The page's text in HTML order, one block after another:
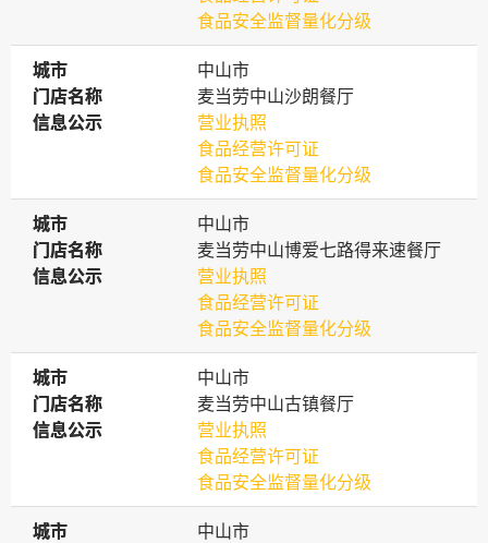
食品安全监督量化分级
城市
城市
中山市
门店名称
门店名称
麦当劳中山沙朗餐厅
信息公示
信息公示
营业执照
食品经营许可证
食品安全监督量化分级
城市
城市
中山市
门店名称
门店名称
麦当劳中山博爱七路得来速餐厅
信息公示
信息公示
营业执照
食品经营许可证
食品安全监督量化分级
城市
城市
中山市
门店名称
门店名称
麦当劳中山古镇餐厅
信息公示
信息公示
营业执照
食品经营许可证
食品安全监督量化分级
城市
城市
中山市